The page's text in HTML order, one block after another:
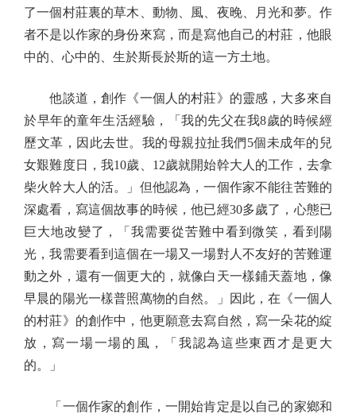
了一個村莊裏的草木、動物、風、夜晚、月光和夢。作
者不是以作家的身份來寫，而是寫他自己的村莊，他眼
中的、心中的、生於斯長於斯的這一方土地。
他談道，創作《一個人的村莊》的靈感，大多來自
於早年的童年生活經驗，「我的先父在我8歲的時候經
歷文革，因此去世。我的母親拉扯我們5個未成年的兒
女艱難度日，我10歲、12歲就開始幹大人的工作，去拿
柴火幹大人的活。」但他認為，一個作家不能往苦難的
深處看，寫這個故事的時候，他已經30多歲了，心態已
巨大地改變了，「我需要從苦難中看到微笑，看到陽
光，我需要看到這個在一場又一場對人不友好的苦難運
動之外，還有一個更大的，就像白天一樣鋪天蓋地，像
早晨的陽光一樣普照萬物的自然。」因此，在《一個人
的村莊》的創作中，他更願意去寫自然，寫一朵花的綻
放，寫一場一場的風，「我認為這些東西才是更大
的。」
「一個作家的創作，一開始肯定是以自己的家鄉和